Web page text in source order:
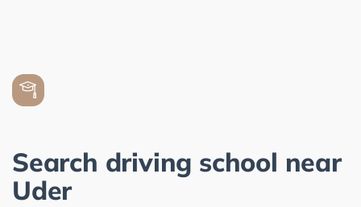
Search driving school near
Uder